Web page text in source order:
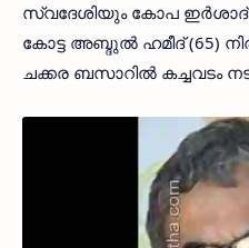
സ്വദേശിയും കോപ
കോട്ട അബ്ദുൽ ഹമീദ് (65)
ചക്കര ബസാറിൽ കച്ചവടം